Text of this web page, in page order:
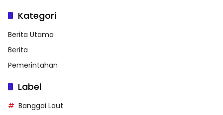
Kategori
Berita Utama
Berita
Pemerintahan
Label
Banggai Laut